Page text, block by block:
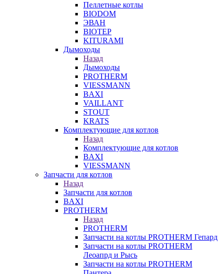
Пеллетные котлы
BIODOM
ЭВАН
BIOTEP
KITURAMI
Дымоходы
Назад
Дымоходы
PROTHERM
VIESSMANN
BAXI
VAILLANT
STOUT
KRATS
Комплектующие для котлов
Назад
Комплектующие для котлов
BAXI
VIESSMANN
Запчасти для котлов
Назад
Запчасти для котлов
BAXI
PROTHERM
Назад
PROTHERM
Запчасти на котлы PROTHERM Гепард
Запчасти на котлы PROTHERM
Леоапрд и Рысь
Запчасти на котлы PROTHERM